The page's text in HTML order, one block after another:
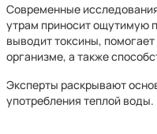
Современные
утрам приносит ощутимую
выводит токсины,
организме, а также
Эксперты раскрывают
употребления теплой воды.